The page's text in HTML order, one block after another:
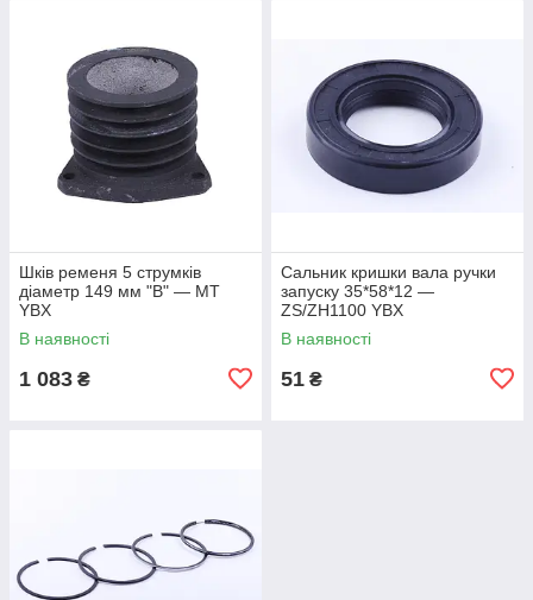
Шків ременя 5 струмків
діаметр 149 мм "B" — МТ
YBX
В наявності
1 083 ₴
Сальник кришки вала ручки
запуску 35*58*12 —
ZS/ZH1100 YBX
В наявності
51 ₴